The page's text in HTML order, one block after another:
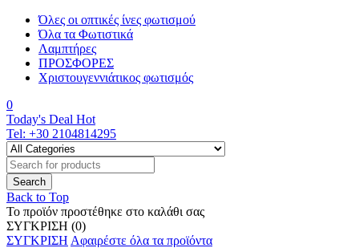
Όλες οι οπτικές ίνες φωτισμού
Όλα τα Φωτιστικά
Λαμπτήρες
ΠΡΟΣΦΟΡΕΣ
Χριστουγεννιάτικος φωτισμός
0
Today's Deal Hot
Tel: +30 2104814295
Back to Top
Το προϊόν προστέθηκε στο καλάθι σας
ΣΥΓΚΡΙΣΗ (0)
ΣΥΓΚΡΙΣΗ Αφαιρέστε όλα τα προϊόντα